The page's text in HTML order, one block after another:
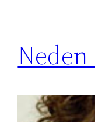
Neden